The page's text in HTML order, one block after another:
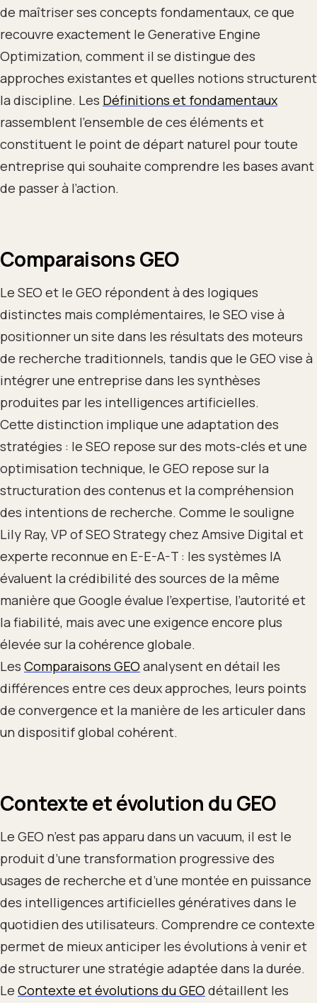
de maîtriser ses concepts fondamentaux, ce que
recouvre exactement le Generative Engine
Optimization, comment il se distingue des
approches existantes et quelles notions structurent
la discipline. Les Définitions et fondamentaux
rassemblent l’ensemble de ces éléments et
constituent le point de départ naturel pour toute
entreprise qui souhaite comprendre les bases avant
de passer à l’action.
Comparaisons GEO
Le SEO et le GEO répondent à des logiques
distinctes mais complémentaires, le SEO vise à
positionner un site dans les résultats des moteurs
de recherche traditionnels, tandis que le GEO vise à
intégrer une entreprise dans les synthèses
produites par les intelligences artificielles.
Cette distinction implique une adaptation des
stratégies : le SEO repose sur des mots-clés et une
optimisation technique, le GEO repose sur la
structuration des contenus et la compréhension
des intentions de recherche. Comme le souligne
Lily Ray, VP of SEO Strategy chez Amsive Digital et
experte reconnue en E-E-A-T : les systèmes IA
évaluent la crédibilité des sources de la même
manière que Google évalue l’expertise, l’autorité et
la fiabilité, mais avec une exigence encore plus
élevée sur la cohérence globale.
Les Comparaisons GEO analysent en détail les
différences entre ces deux approches, leurs points
de convergence et la manière de les articuler dans
un dispositif global cohérent.
Contexte et évolution du GEO
Le GEO n’est pas apparu dans un vacuum, il est le
produit d’une transformation progressive des
usages de recherche et d’une montée en puissance
des intelligences artificielles génératives dans le
quotidien des utilisateurs. Comprendre ce contexte
permet de mieux anticiper les évolutions à venir et
de structurer une stratégie adaptée dans la durée.
Le Contexte et évolutions du GEO détaillent les